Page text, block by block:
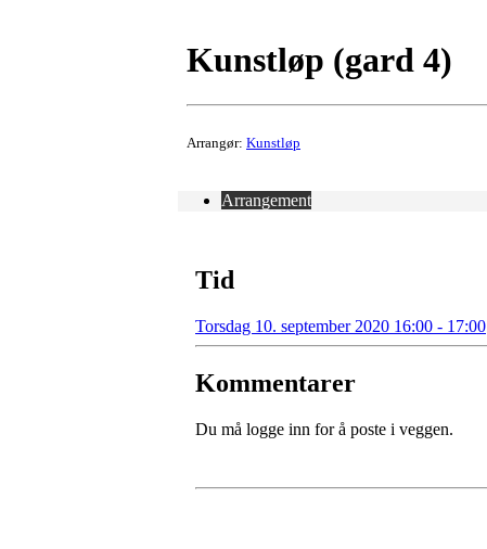
Kunstløp (gard 4)
Arrangør: Kunstløp
Arrangement
Tid
Torsdag 10. september 2020 16:00 - 17:00
Kommentarer
Du må logge inn for å poste i veggen.